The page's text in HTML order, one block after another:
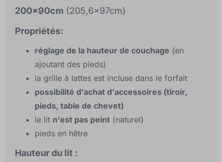
200x90cm (205,6x97cm)
Propriétés:
réglage de la hauteur de couchage (en
ajoutant des pieds)
la grille à lattes est incluse dans le forfait
possibilité d'achat d'accessoires (tiroir,
pieds, table de chevet)
le lit n'est pas peint (naturel)
pieds en hêtre
Hauteur du lit :